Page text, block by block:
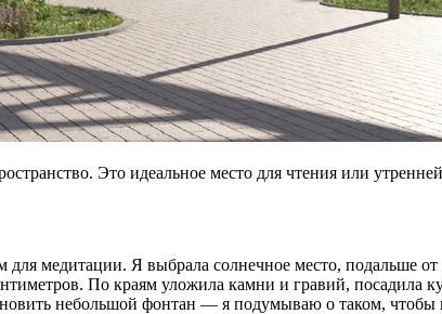
Это идеальное место для чтения или
медитации. Я выбрала солнечное место, подальше от
По краям уложила камни и гравий,
небольшой фонтан — я подумываю о таком, чтобы